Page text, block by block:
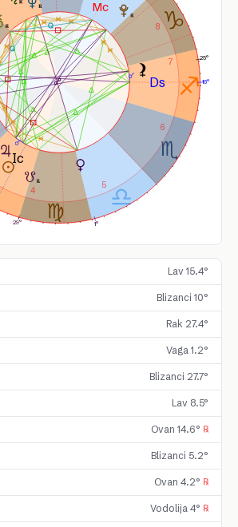
4
5
6
7
8
1°
16°
25°
29°
Lav 15.4°
Blizanci 10°
Rak 27.4°
Vaga 1.2°
Blizanci 27.7°
Lav 8.5°
Ovan 14.6° ℞
Blizanci 5.2°
Ovan 4.2° ℞
Vodolija 4° ℞